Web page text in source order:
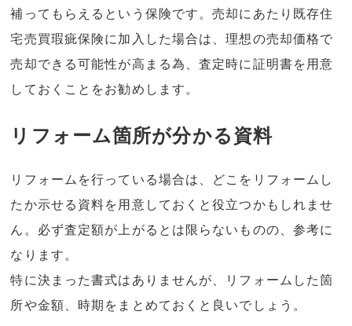
補ってもらえるという保険です。売却にあたり既存住
宅売買瑕疵保険に加入した場合は、理想の売却価格で
売却できる可能性が高まる為、査定時に証明書を用意
しておくことをお勧めします。
リフォーム箇所が分かる資料
リフォームを行っている場合は、どこをリフォームし
たか示せる資料を用意しておくと役立つかもしれませ
ん。必ず査定額が上がるとは限らないものの、参考に
なります。
特に決まった書式はありませんが、リフォームした箇
所や金額、時期をまとめておくと良いでしょう。